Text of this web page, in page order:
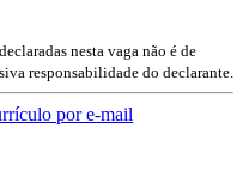
nesta vaga não é de
responsabilidade do declarante.
por e-mail